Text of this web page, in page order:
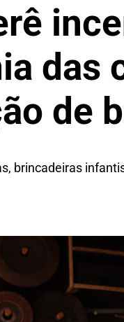
das
de
brincadeiras